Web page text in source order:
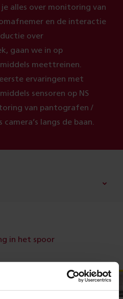
alles over monitoring van
en de interactie
over
gaan we in op
meettreinen.
ervaringen met
sensoren op NS
van pantografen /
langs de baan.
in het spoor